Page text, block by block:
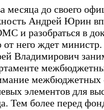
месяца до своего
Андрей Юрин
и разобраться в
от него ждет
Владимирович
межбюджетных
элементов для
Тем более перед